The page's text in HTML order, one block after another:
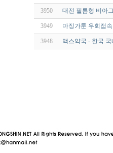
3950 대전 필름형 비아
3949 마징가툰 우회접
3948 맥스약국 - 한국